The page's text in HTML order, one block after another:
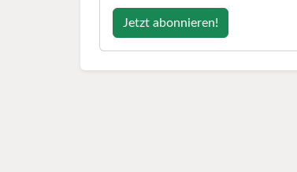
Jetzt abonnieren!